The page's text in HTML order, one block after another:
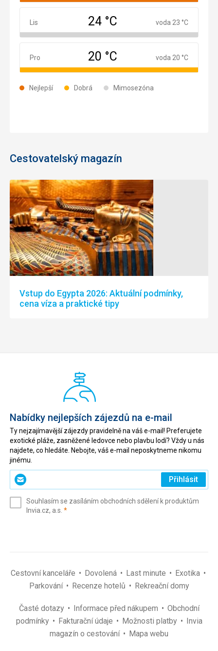
Nejlepší Dobrá Mimosezóna
Listopad
Lis 24 °C voda 23 °C
Prosinec
Pro 20 °C voda 20 °C
Cestovatelský magazín
Vstup do Egypta 2026: Aktuální podmínky,
cena víza a praktické tipy
Nabídky nejlepších zájezdů na e-mail
Ty nejzajímavější zájezdy pravidelně na váš e-mail! Preferujete
exotické pláže, zasněžené ledovce nebo plavbu lodí? Vždy u nás
najdete, co hledáte. Nebojte, váš e-mail neposkytneme nikomu
jinému.
Zadejte
svůj
(povinné)
Přihlásit
Souhlasím se zasíláním obchodních sdělení k produktům
Invia.cz, a.s. *(povinné)
Cestovní kanceláře Dovolená Last minute
Exotika
Parkování
Recenze hotelů Rekreační domy
Časté dotazy Informace před nákupem
Obchodní
podmínky
Fakturační údaje Možnosti platby
Invia
magazín o cestování
Mapa webu